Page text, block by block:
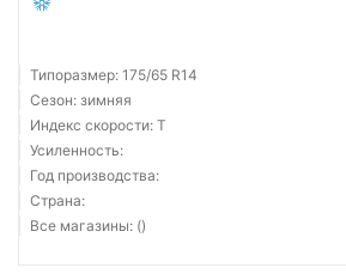
Типоразмер: 175/65 R14
Сезон: зимняя
Индекс скорости: T
Усиленность:
Год производства:
Страна:
Все магазины: ()